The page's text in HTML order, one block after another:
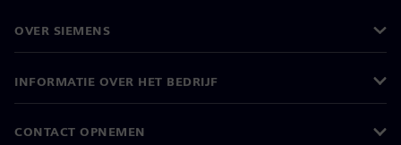
OVER SIEMENS
INFORMATIE OVER HET BEDRIJF
CONTACT OPNEMEN